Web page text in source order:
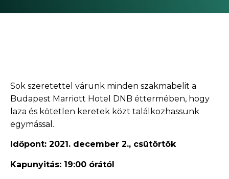
Sok szeretettel várunk minden szakmabelit a
Budapest Marriott Hotel DNB éttermében, hogy
laza és kötetlen keretek közt találkozhassunk
egymással.
Időpont: 2021. december 2., csütörtök
Kapunyitás: 19:00 órától